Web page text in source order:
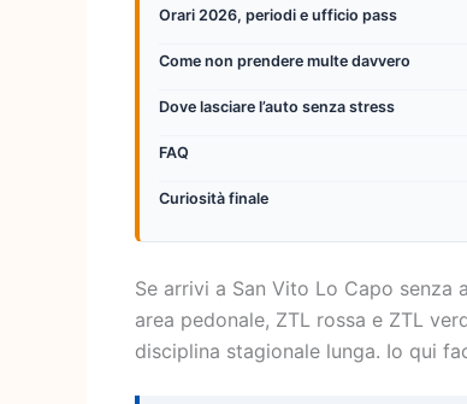
Orari 2026, periodi e ufficio pass
Come non prendere multe davvero
Dove lasciare l’auto senza stress
FAQ
Curiosità finale
Se arrivi a San Vito Lo Capo
area pedonale, ZTL rossa e ZTL
disciplina stagionale lunga. Io qui